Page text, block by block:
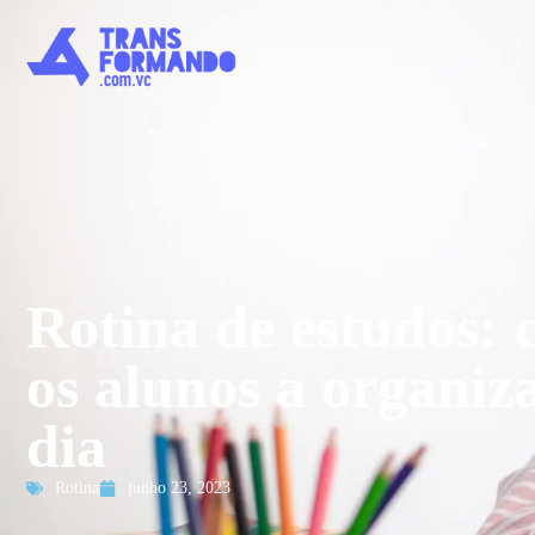
Rotina de estudos:
os alunos a
dia
Rotina junho 23, 2023